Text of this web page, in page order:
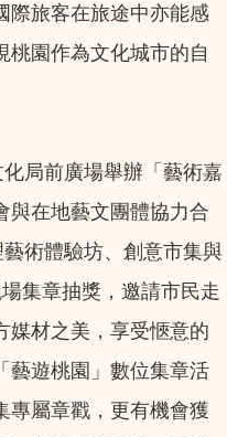
際旅客在旅途中亦能感
桃園作為文化城市的自
局前廣場舉辦「藝術嘉
與在地藝文團體協力合
術體驗坊、創意市集與
集章抽獎，邀請市民走
媒材之美，享受愜意的
藝遊桃園」數位集章活
專屬章戳，更有機會獲